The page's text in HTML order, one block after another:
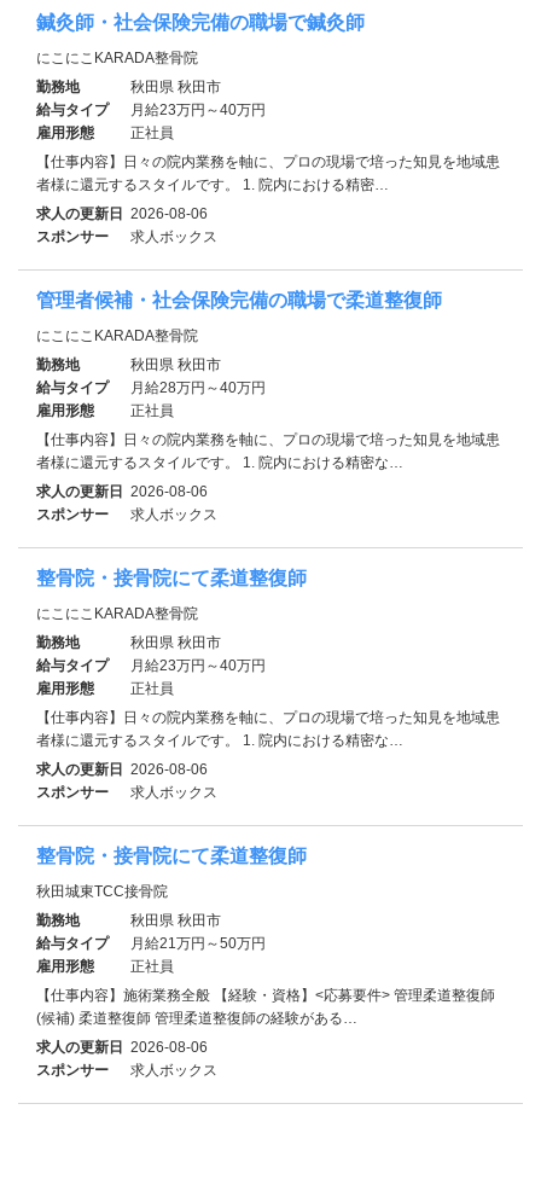
鍼灸師・社会保険完備の職場で鍼灸師
にこにこKARADA整骨院
勤務地
秋田県 秋田市
給与タイプ
月給23万円～40万円
雇用形態
正社員
【仕事内容】日々の院内業務を軸に、プロの現場で培った知見を地域患
者様に還元するスタイルです。 1. 院内における精密…
求人の更新日 2026-08-06
スポンサー
求人ボックス
管理者候補・社会保険完備の職場で柔道整復師
にこにこKARADA整骨院
勤務地
秋田県 秋田市
給与タイプ
月給28万円～40万円
雇用形態
正社員
【仕事内容】日々の院内業務を軸に、プロの現場で培った知見を地域患
者様に還元するスタイルです。 1. 院内における精密な…
求人の更新日 2026-08-06
スポンサー
求人ボックス
整骨院・接骨院にて柔道整復師
にこにこKARADA整骨院
勤務地
秋田県 秋田市
給与タイプ
月給23万円～40万円
雇用形態
正社員
【仕事内容】日々の院内業務を軸に、プロの現場で培った知見を地域患
者様に還元するスタイルです。 1. 院内における精密な…
求人の更新日 2026-08-06
スポンサー
求人ボックス
整骨院・接骨院にて柔道整復師
秋田城東TCC接骨院
勤務地
秋田県 秋田市
給与タイプ
月給21万円～50万円
雇用形態
正社員
【仕事内容】施術業務全般 【経験・資格】<応募要件> 管理柔道整復師
(候補) 柔道整復師 管理柔道整復師の経験がある…
求人の更新日 2026-08-06
スポンサー
求人ボックス